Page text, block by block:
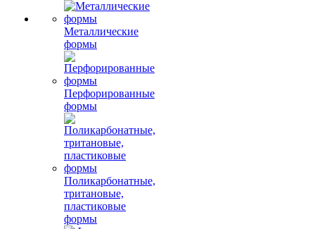
Металлические
формы
Перфорированные
формы
Поликарбонатные,
тритановые,
пластиковые
формы